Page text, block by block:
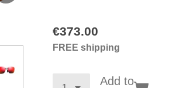
€373.00
FREE shipping
Add to